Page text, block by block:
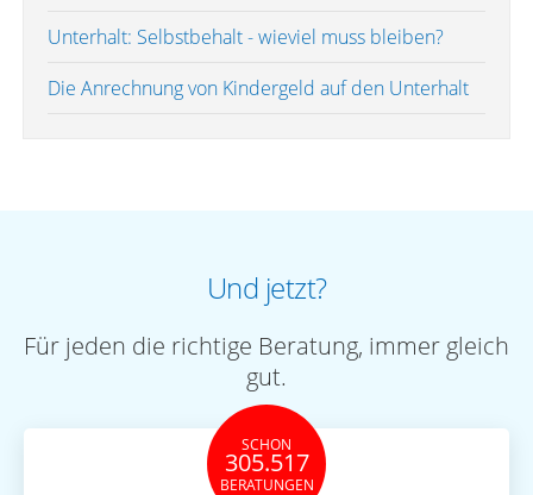
Unterhalt: Selbstbehalt - wieviel muss bleiben?
Die Anrechnung von Kindergeld auf den Unterhalt
Und jetzt?
Für jeden die richtige Beratung, immer gleich
gut.
SCHON
305.517
BERATUNGEN